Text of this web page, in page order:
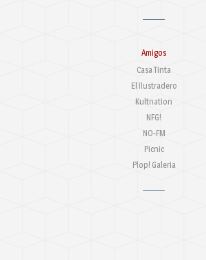
Amigos
Casa Tinta
El Ilustradero
Kultnation
NFG!
NO-FM
Picnic
Plop! Galeria